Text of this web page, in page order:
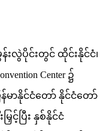
န်းလွဲပိုင်းတွင် ထိုင်းနိုင်ငံ၊
Center ၌
မာနိုင်ငံတော် နိုင်ငံတော်
င့်ပြီး နှစ်နိုင်ငံ